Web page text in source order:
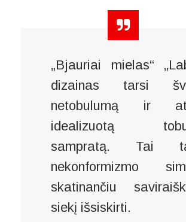
„Bjauriai mielas“
dizainas tarsi
netobulumą ir
idealizuotą
sampratą. Tai
nekonformizmo
skatinančiu
siekį išsiskirti.